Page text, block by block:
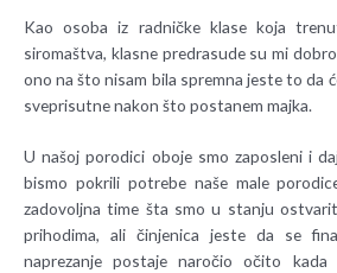
Kao osoba iz radničke klase koja
siromaštva, klasne predrasude su mi
ono na što nisam bila spremna jeste to da
sveprisutne nakon što postanem majka.
U našoj porodici oboje smo zaposleni i
bismo pokrili potrebe naše male
zadovoljna time šta smo u stanju
prihodima, ali činjenica jeste da se
naprezanje postaje naročio očito